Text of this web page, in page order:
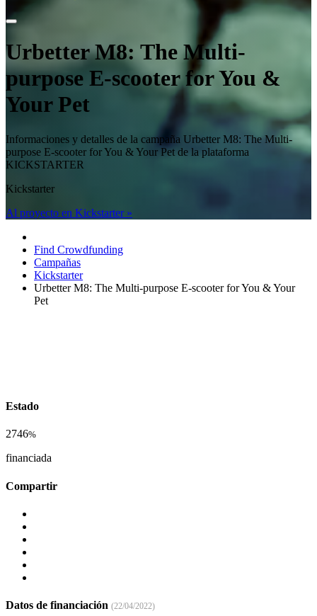
Urbetter M8: The Multi-
purpose E-scooter for You &
Your Pet
Informaciones y detalles de la campaña Urbetter M8: The Multi-
purpose E-scooter for You & Your Pet de la plataforma
KICKSTARTER
Kickstarter
Al proyecto en Kickstarter »
Find Crowdfunding
Campañas
Kickstarter
Urbetter M8: The Multi-purpose E-scooter for You & Your
Pet
Estado
2746%
financiada
Compartir
Datos de financiación (22/04/2022)